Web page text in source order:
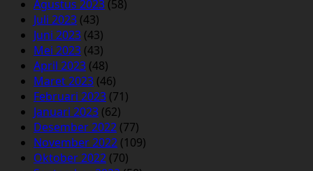
Agustus 2023 (58)
Juli 2023 (43)
Juni 2023 (43)
Mei 2023 (43)
April 2023 (48)
Maret 2023 (46)
Februari 2023 (71)
Januari 2023 (62)
Desember 2022 (77)
November 2022 (109)
Oktober 2022 (70)